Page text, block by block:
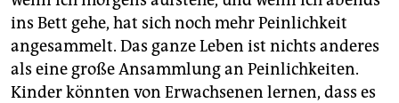
ins Bett gehe, hat sich noch mehr Peinlichkeit
angesammelt. Das ganze Leben ist nichts anderes
als eine große Ansammlung an Peinlichkeiten.
Kinder könnten von Erwachsenen lernen, dass es